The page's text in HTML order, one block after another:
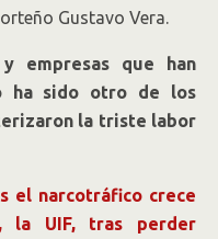
Gustavo Vera.
empresas que han
ha sido otro de los
la triste labor
el narcotráfico crece
la UIF, tras perder